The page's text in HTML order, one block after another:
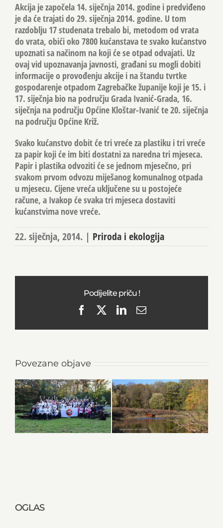
Akcija je započela 14. siječnja 2014. godine i predviđeno
je da će trajati do 29. siječnja 2014. godine. U tom
razdoblju 17 studenata trebalo bi, metodom od vrata
do vrata, obići oko 7800 kućanstava te svako kućanstvo
upoznati sa načinom na koji će se otpad odvajati. Uz
ovaj vid upoznavanja javnosti, građani su mogli dobiti
informacije o provođenju akcije i na štandu tvrtke
gospodarenje otpadom Zagrebačke županije koji je 15. i
17. siječnja bio na području Grada Ivanić-Grada, 16.
siječnja na području Općine Kloštar-Ivanić te 20. siječnja
na području Općine Križ.
Svako kućanstvo dobit će tri vreće za plastiku i tri vreće
za papir koji će im biti dostatni za naredna tri mjeseca.
Papir i plastika odvoziti će se jednom mjesečno, pri
svakom prvom odvozu miješanog komunalnog otpada
u mjesecu. Cijene vreća uključene su u postojeće
račune, a Ivakop će svaka tri mjeseca dostaviti
kućanstvima nove vreće.
22. siječnja, 2014. | Priroda i ekologija
Podijelite priču !
FacebookLinkedIn
Email
Povezane objave
OGLAS